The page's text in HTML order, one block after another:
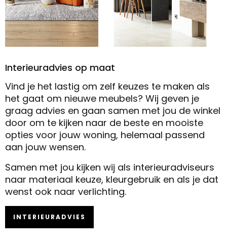
Interieuradvies op maat
Vind je het lastig om zelf keuzes te maken als
het gaat om nieuwe meubels? Wij geven je
graag advies en gaan samen met jou de winkel
door om te kijken naar de beste en mooiste
opties voor jouw woning, helemaal passend
aan jouw wensen.
Samen met jou kijken wij als interieuradviseurs
naar materiaal keuze, kleurgebruik en als je dat
wenst ook naar verlichting.
INTERIEURADVIES